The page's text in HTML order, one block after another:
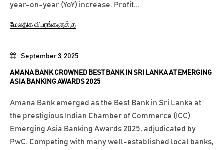
September 3, 2025
AMANA BANK CROWNED BEST BANK IN SRI LANKA AT EMERGING
ASIA BANKING AWARDS 2025
Amana Bank emerged as the Best Bank in Sri Lanka at
the prestigious Indian Chamber of Commerce (ICC)
Emerging Asia Banking Awards 2025, adjudicated by
PwC. Competing with many well-established local banks,
year-on-year (YoY) increase. Profit...
மேலதிக விபரங்களுக்கு